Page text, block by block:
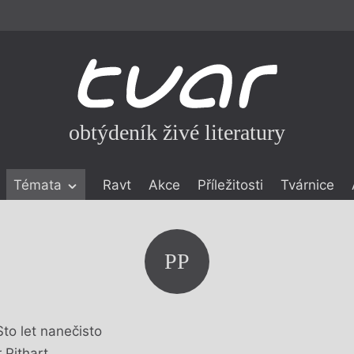
obtýdeník živé literatury
Témata Ravt Akce Příležitosti Tvárnice
PP
let nanečisto